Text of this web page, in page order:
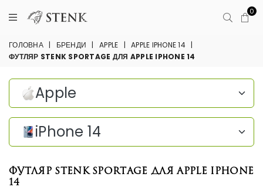
0
ГОЛОВНА | БРЕНДИ | APPLE | APPLE IPHONE 14 |
ФУТЛЯР STENK SPORTAGE ДЛЯ APPLE IPHONE 14
Футляр Stenk Sportage для Apple iPhone
14
Apple
iPhone 14